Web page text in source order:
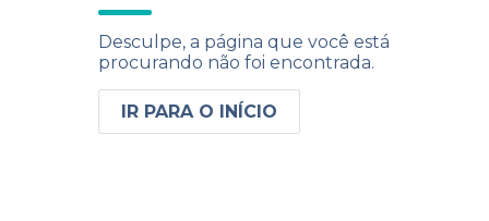
Desculpe, a página que você está
procurando não foi encontrada.
IR PARA O INÍCIO